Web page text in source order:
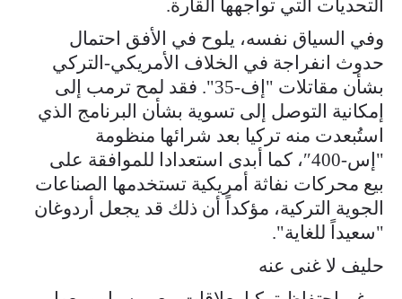
التحديات التي تواجهها القارة.
وفي السياق نفسه، يلوح في الأفق احتمال
حدوث انفراجة في الخلاف الأمريكي-التركي
بشأن مقاتلات "إف-35". فقد لمح ترمب إلى
إمكانية التوصل إلى تسوية بشأن البرنامج الذي
استُبعدت منه تركيا بعد شرائها منظومة
"إس-400″، كما أبدى استعدادا للموافقة على
بيع محركات نفاثة أمريكية تستخدمها الصناعات
الجوية التركية، مؤكداً أن ذلك قد يجعل أردوغان
"سعيداً للغاية".
حليف لا غنى عنه